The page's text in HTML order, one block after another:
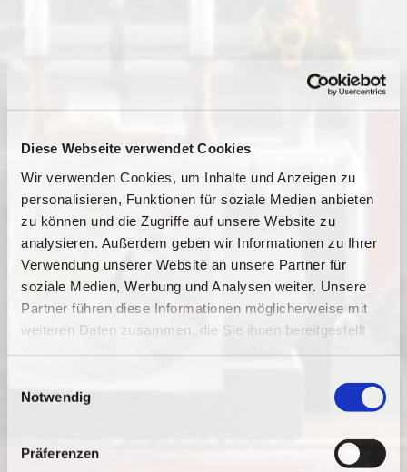
Diese Webseite verwendet Cookies
Wir verwenden Cookies, um Inhalte und Anzeigen zu
personalisieren, Funktionen für soziale Medien anbieten
zu können und die Zugriffe auf unsere Website zu
analysieren. Außerdem geben wir Informationen zu Ihrer
Verwendung unserer Website an unsere Partner für
soziale Medien, Werbung und Analysen weiter. Unsere
Partner führen diese Informationen möglicherweise mit
weiteren Daten zusammen, die Sie ihnen bereitgestellt
Notwendig
Präferenzen
Dies könnte Sie auch
interessieren